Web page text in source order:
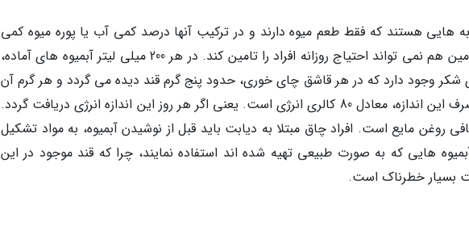
هایی هستند که فقط طعم میوه دارند و در ترکیب آنها درصد کمی آب یا پوره میوه کمی
ویتامین c دارند که این اندازه ویتامین هم نمی تواند احتیاج روزانه افراد را تامین کند. در هر 200 میلی لیتر آبمیوه های آماده،
شکر وجود دارد که در هر قاشق چای خوری، حدود پنج گرم قند دیده می گردد و هر گرم آن
معادل چهار کالری انرژی بوده و مصرف این اندازه، معادل 80 کالری انرژی است. یعنی اگر هر روز این اندازه انرژی دریافت گردد.
روغن مایع است. افراد چاق مبتلا به دیابت باید قبل از نوشیدن آبمیوه، به مواد تشکیل
هایی که به صورت طبیعی تهیه شده اند استفاده نمایند، چرا که قند موجود در این
بسیار خطرناک است.